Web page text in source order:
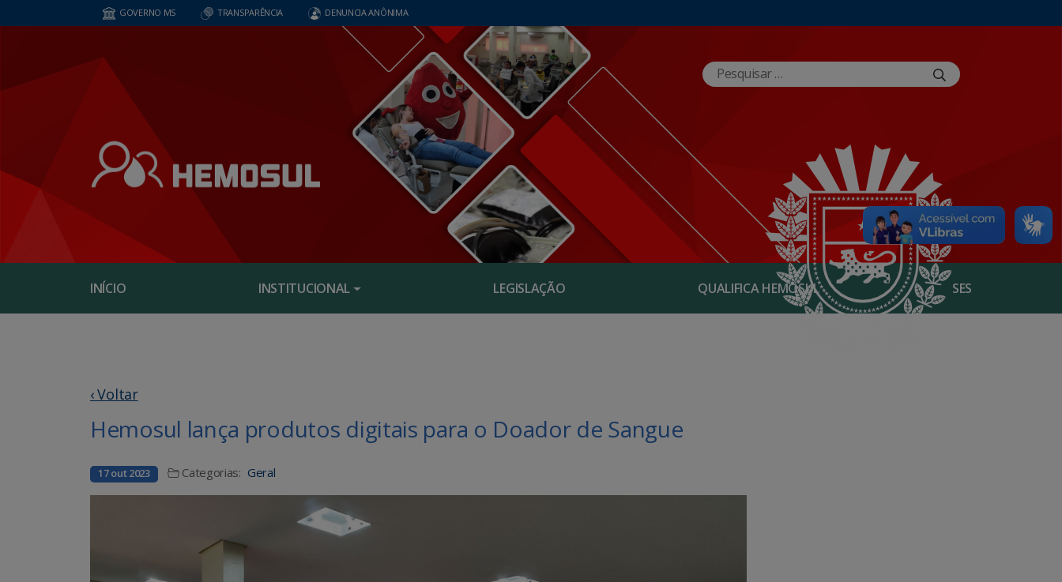
GOVERNO MS TRANSPARÊNCIA DENUNCIA ANÔNIMA
INÍCIO INSTITUCIONAL LEGISLAÇÃO QUALIFICA HEMOSUL SES
‹ Voltar
Hemosul lança produtos digitais para o Doador de Sangue
17 out 2023 Categorias: Geral